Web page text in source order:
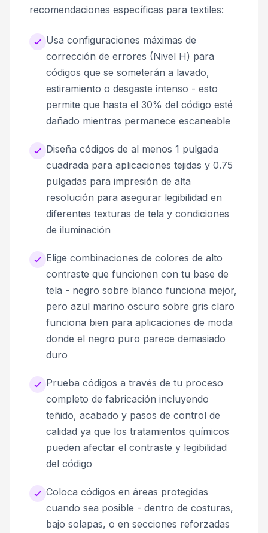
recomendaciones específicas para textiles:
Usa configuraciones máximas de
corrección de errores (Nivel H) para
códigos que se someterán a lavado,
estiramiento o desgaste intenso - esto
permite que hasta el 30% del código esté
dañado mientras permanece escaneable
Diseña códigos de al menos 1 pulgada
cuadrada para aplicaciones tejidas y 0.75
pulgadas para impresión de alta
resolución para asegurar legibilidad en
diferentes texturas de tela y condiciones
de iluminación
Elige combinaciones de colores de alto
contraste que funcionen con tu base de
tela - negro sobre blanco funciona mejor,
pero azul marino oscuro sobre gris claro
funciona bien para aplicaciones de moda
donde el negro puro parece demasiado
duro
Prueba códigos a través de tu proceso
completo de fabricación incluyendo
teñido, acabado y pasos de control de
calidad ya que los tratamientos químicos
pueden afectar el contraste y legibilidad
del código
Coloca códigos en áreas protegidas
cuando sea posible - dentro de costuras,
bajo solapas, o en secciones reforzadas